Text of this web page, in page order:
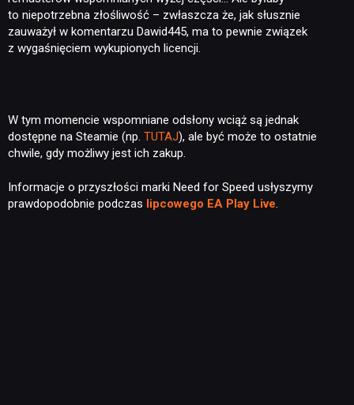
to niepotrzebna złośliwość – zwłaszcza że, jak słusznie
zauważył w komentarzu Dawid445, ma to pewnie związek
z wygaśnięciem wykupionych licencji.
W tym momencie wspomniane odsłony wciąż są jednak
dostępne na Steamie (np. TUTAJ), ale być może to ostatnie
chwile, gdy możliwy jest ich zakup.
Informacje o przyszłości marki Need for Speed usłyszymy
prawdopodobnie podczas lipcowego EA Play Live.